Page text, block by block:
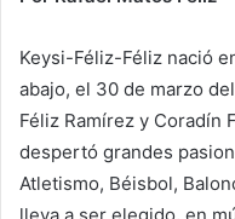
Keysi-Féliz-Féliz nació
abajo, el 30 de marzo
Féliz Ramírez y Coradín
despertó grandes
Atletismo, Béisbol,